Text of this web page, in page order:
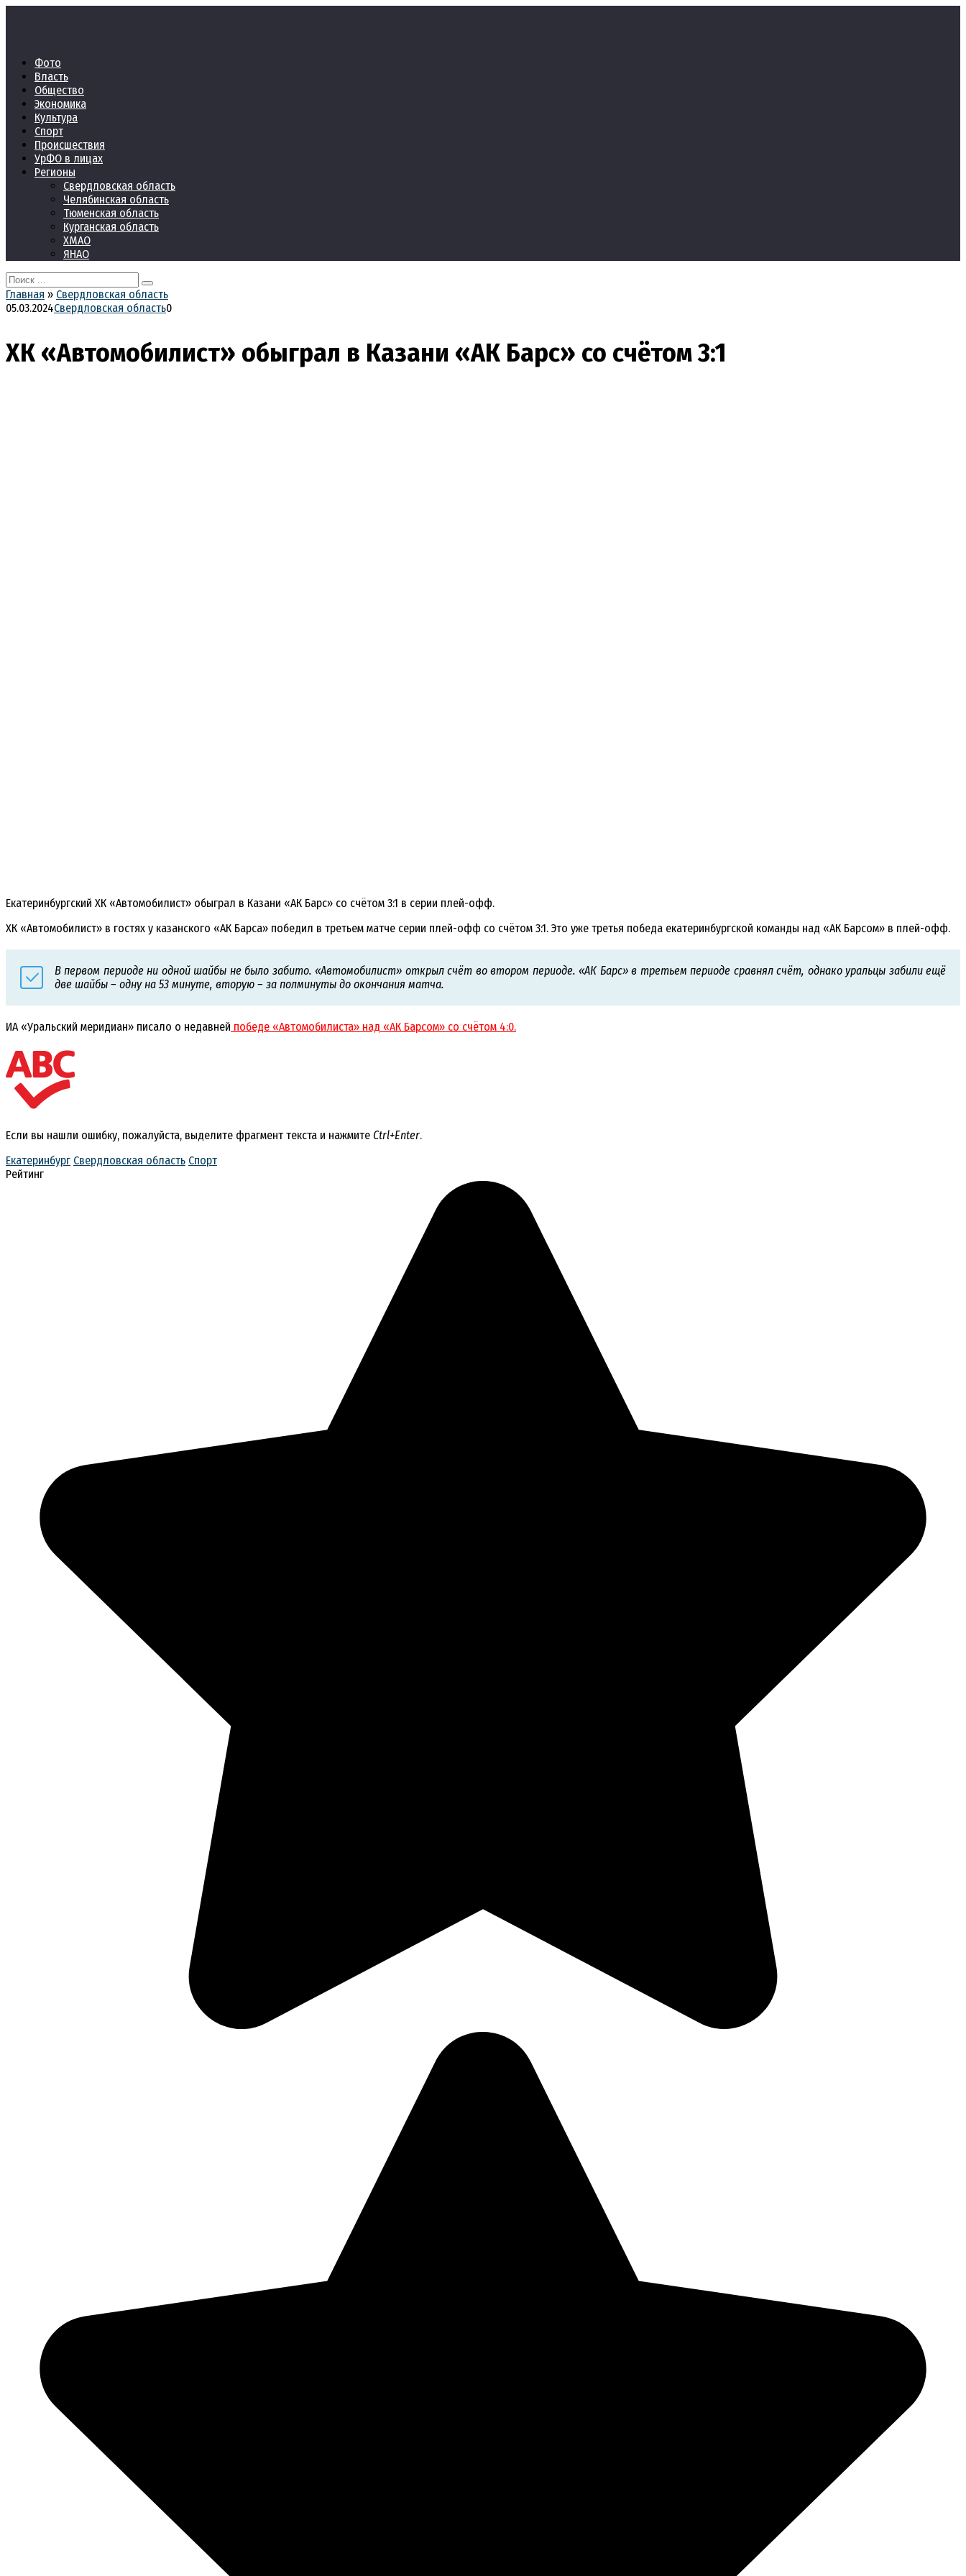
Фото
Власть
Общество
Экономика
Культура
Спорт
Происшествия
УрФО в лицах
Регионы
Свердловская область
Челябинская область
Тюменская область
Курганская область
ХМАО
ЯНАО
Search
for:
Главная » Свердловская область
05.03.2024Свердловская область0
ХК «Автомобилист» обыграл в Казани «АК Барс» со счётом 3:1
Екатеринбургский ХК «Автомобилист» обыграл в Казани «АК Барс» со счётом 3:1 в серии плей-офф.
ХК «Автомобилист» в гостях у казанского «АК Барса» победил в третьем матче серии плей-офф со счётом 3:1. Это уже третья победа екатеринбургской команды над «АК Барсом» в плей-офф.
В первом периоде ни одной шайбы не было забито. «Автомобилист» открыл счёт во втором периоде. «АК Барс» в третьем периоде сравнял счёт, однако уральцы забили ещё
две шайбы – одну на 53 минуте, вторую – за полминуты до окончания матча.
ИА «Уральский меридиан» писало о недавней победе «Автомобилиста» над «АК Барсом» со счётом 4:0.
Если вы нашли ошибку, пожалуйста, выделите фрагмент текста и нажмите Ctrl+Enter.
Екатеринбург Свердловская область Спорт
Рейтинг